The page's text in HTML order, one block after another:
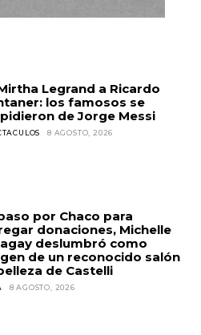
Legrand a Ricardo
los famosos se
de Jorge Messi
8 AGOSTO, 2026
por Chaco para
donaciones, Michelle
deslumbró como
de un reconocido salón
de Castelli
8 AGOSTO, 2026